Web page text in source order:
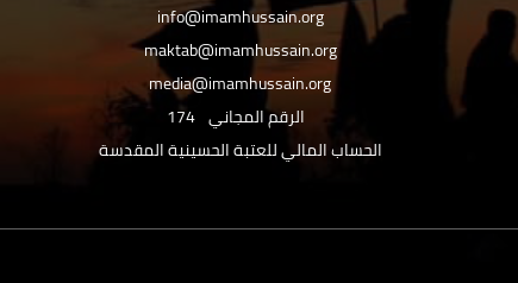
info@imamhussain.org
maktab@imamhussain.org
media@imamhussain.org
الرقم المجاني 174
الحساب المالي للعتبة الحسينية المقدسة